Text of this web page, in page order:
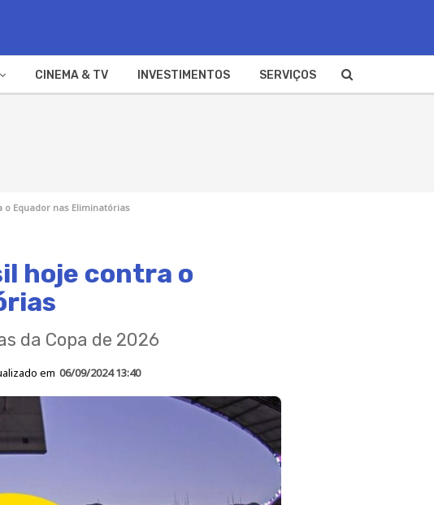
CINEMA & TV INVESTIMENTOS SERVIÇOS
Equador nas Eliminatórias
hoje contra o
da Copa de 2026
em 06/09/2024 13:40